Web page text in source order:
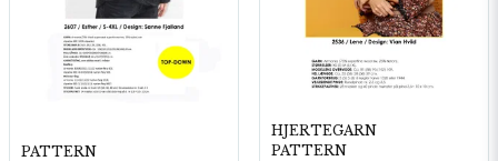
PATTERN
HJERTEGARN
PATTERN